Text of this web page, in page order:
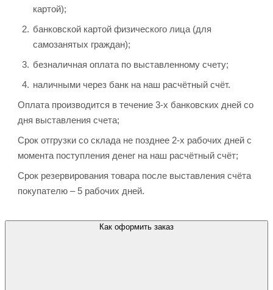
картой);
банковской картой физического лица (для
самозанятых граждан);
безналичная оплата по выставленному счету;
наличными через банк на наш расчётный счёт.
Оплата производится в течение 3-х банковских дней со
дня выставления счета;
Срок отгрузки со склада не позднее 2-х рабочих дней с
момента поступления денег на наш расчётный счёт;
Срок резервирования товара после выставления счёта
покупателю – 5 рабочих дней.
Как оформить заказ